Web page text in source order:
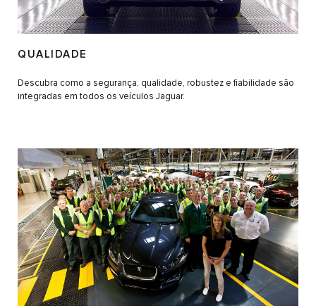
QUALIDADE
Descubra como a segurança, qualidade, robustez e fiabilidade são
integradas em todos os veículos Jaguar.